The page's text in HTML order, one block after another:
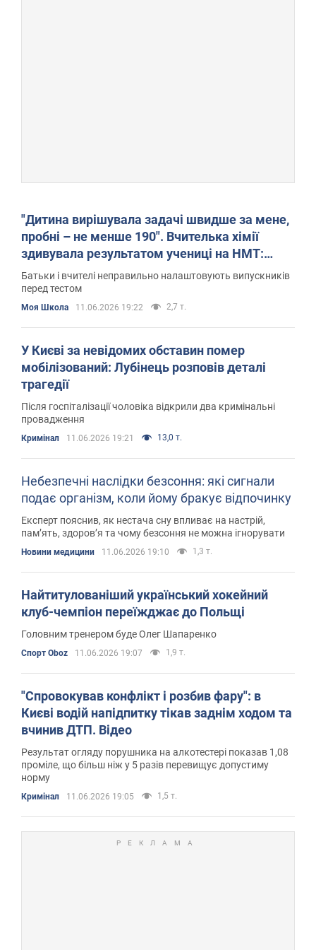
"Дитина вирішувала задачі швидше за мене,
пробні – не менше 190". Вчителька хімії
здивувала результатом учениці на НМТ:
реакція українців вражає
Батьки і вчителі неправильно налаштовують випускників
перед тестом
Моя Школа 11.06.2026 19:22 2,7 т.
У Києві за невідомих обставин помер
мобілізований: Лубінець розповів деталі
трагедії
Після госпіталізації чоловіка відкрили два кримінальні
провадження
Кримінал 11.06.2026 19:21 13,0 т.
Небезпечні наслідки безсоння: які сигнали
подає організм, коли йому бракує відпочинку
Експерт пояснив, як нестача сну впливає на настрій,
пам’ять, здоров’я та чому безсоння не можна ігнорувати
Новини медицини 11.06.2026 19:10 1,3 т.
Найтитулованіший український хокейний
клуб-чемпіон переїжджає до Польщі
Головним тренером буде Олег Шапаренко
Спорт Oboz 11.06.2026 19:07 1,9 т.
"Спровокував конфлікт і розбив фару": в
Києві водій напідпитку тікав заднім ходом та
вчинив ДТП. Відео
Результат огляду порушника на алкотестері показав 1,08
проміле, що більш ніж у 5 разів перевищує допустиму
норму
Кримінал 11.06.2026 19:05 1,5 т.